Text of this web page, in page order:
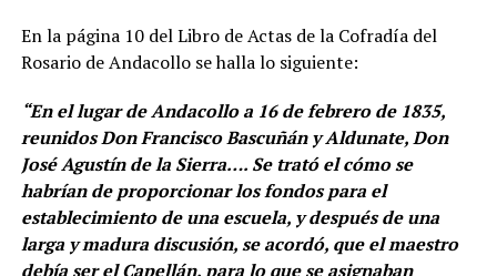
En la página 10 del Libro de Actas de la Cofradía del
Rosario de Andacollo se halla lo siguiente:
“En el lugar de Andacollo a 16 de febrero de 1835,
reunidos Don Francisco Bascuñán y Aldunate, Don
José Agustín de la Sierra…. Se trató el cómo se
habrían de proporcionar los fondos para el
establecimiento de una escuela, y después de una
larga y madura discusión, se acordó, que el maestro
debía ser el Capellán, para lo que se asignaban